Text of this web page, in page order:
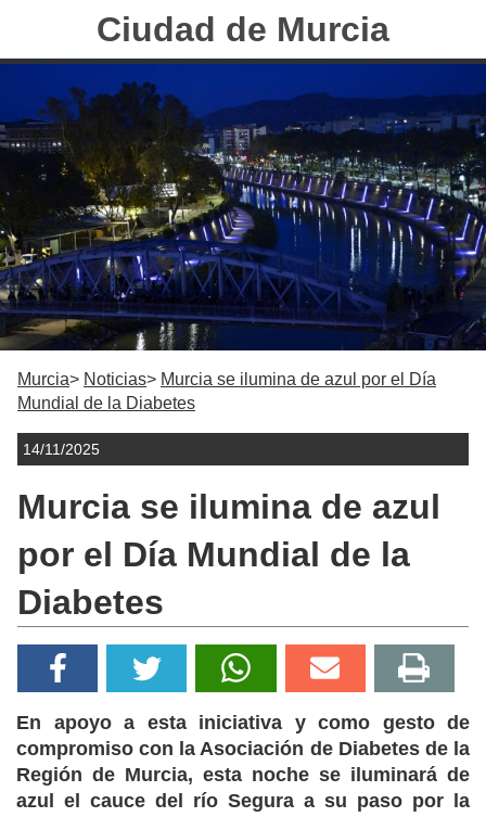
Ciudad de Murcia
Murcia Noticias
Murcia se ilumina de azul por el Día
Mundial de la Diabetes
14/11/2025
Murcia se ilumina de azul
por el Día Mundial de la
Diabetes
En apoyo a esta iniciativa y como gesto de
compromiso con la Asociación de Diabetes de la
Región de Murcia, esta noche se iluminará de
azul el cauce del río Segura a su paso por la